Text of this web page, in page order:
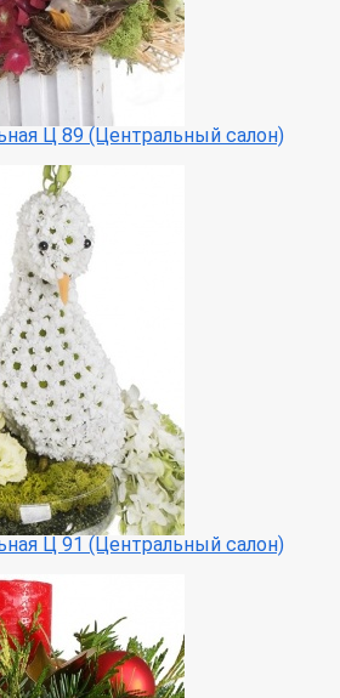
Ц 89 (Центральный салон)
Ц 91 (Центральный салон)